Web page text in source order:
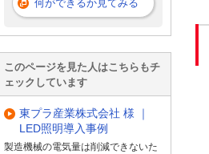
何ができるか見てみる
このページを見た人はこちらもチ
ェックしています
東プラ産業株式会社 様 ｜
LED照明導入事例
製造機械の電気量は削減できないた